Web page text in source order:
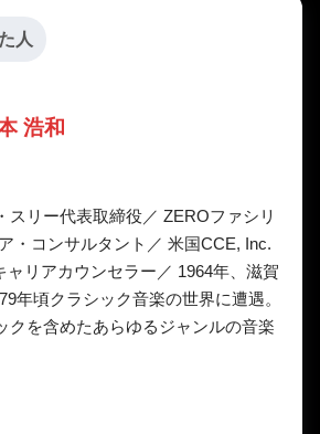
人
浩和
スリー代表取締役／ ZEROファシリ
・コンサルタント／ 米国CCE, Inc.
ャリアカウンセラー／ 1964年、滋賀
年頃クラシック音楽の世界に遭遇。
クを含めたあらゆるジャンルの音楽